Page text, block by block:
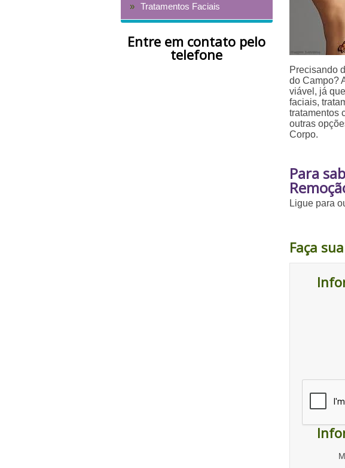
Tratamentos Faciais
Entre em contato pelo
telefone
Precisando
do Campo?
viável, já
faciais,
tratamentos
outras
Corpo.
Para
Ligue para
Faça